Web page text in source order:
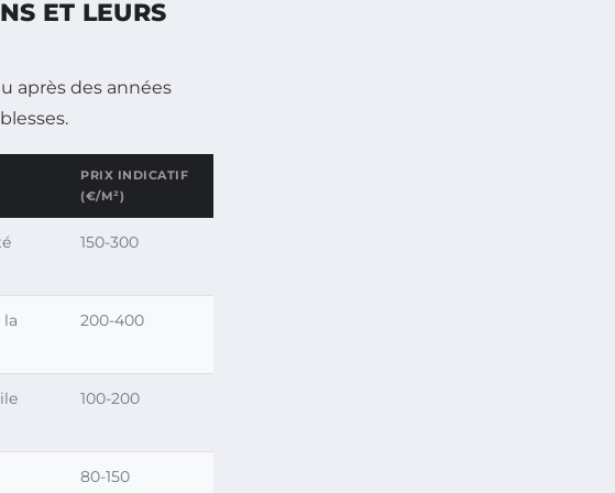
ET LEURS
après des années
PRIX INDICATIF
(€/M²)
150-300
la 200-400
100-200
80-150